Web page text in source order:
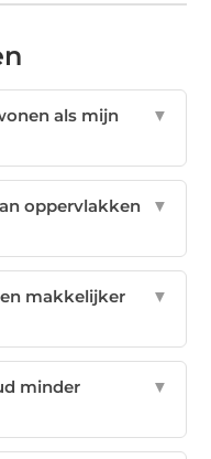
als mijn
▼
oppervlakken
▼
makkelijker
▼
minder
▼